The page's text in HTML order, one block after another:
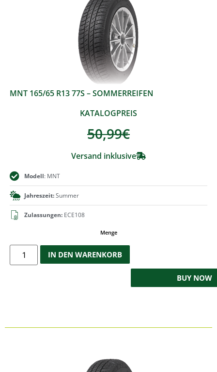
MNT 165/65 R13 77S – SOMMERREIFEN
KATALOGPREIS
50,99€
Versand inklusive
Modell: MNT
Jahreszeit:Summer
Zulassungen: ECE108
Menge
IN DEN WARENKORB
BUY NOW